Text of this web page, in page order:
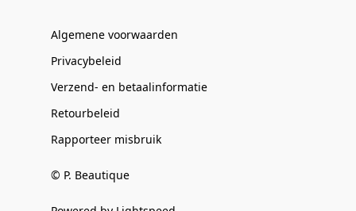
Algemene voorwaarden
Privacybeleid
Verzend- en betaalinformatie
Retourbeleid
Rapporteer misbruik
© P. Beautique